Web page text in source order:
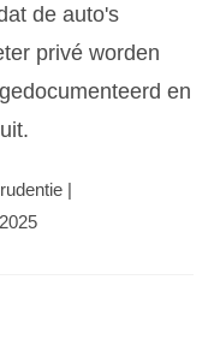
de auto's
privé worden
en
|